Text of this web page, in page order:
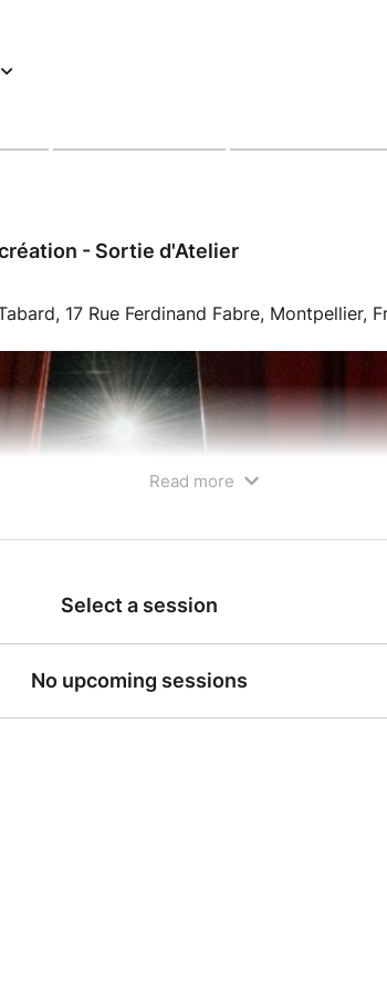
- Sortie d'Atelier
17 Rue Ferdinand Fabre, Montpellier,
Read more
Select a session
No upcoming sessions